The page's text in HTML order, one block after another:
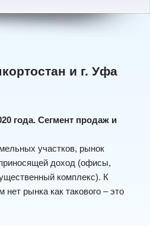
и г. Уфа
года. Сегмент продаж и
участков, рынок
доход (офисы,
комплекс). К
рынка как такового – это